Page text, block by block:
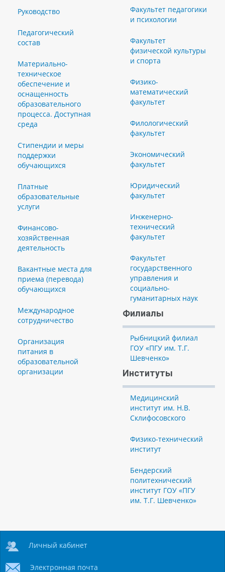
Руководство
Педагогический
состав
Материально-
техническое
обеспечение и
оснащенность
образовательного
процесса. Доступная
среда
Стипендии и меры
поддержки
обучающихся
Платные
образовательные
услуги
Финансово-
хозяйственная
деятельность
Вакантные места для
приема (перевода)
обучающихся
Международное
сотрудничество
Организация
питания в
образовательной
организации
Факультет педагогики
и психологии
Факультет
физической культуры
и спорта
Физико-
математический
факультет
Филологический
факультет
Экономический
факультет
Юридический
факультет
Инженерно-
технический
факультет
Факультет
государственного
управления и
социально-
гуманитарных наук
Филиалы
Рыбницкий филиал
ГОУ «ПГУ им. Т.Г.
Шевченко»
Институты
Медицинский
институт им. Н.В.
Склифосовского
Физико-технический
институт
Бендерский
политехнический
институт ГОУ «ПГУ
им. Т.Г. Шевченко»
Личный кабинет
Электронная почта